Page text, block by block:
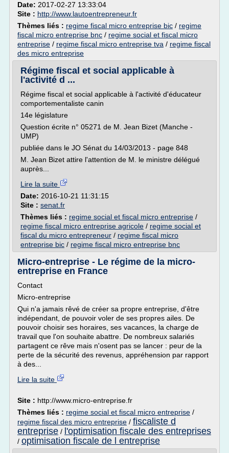
Date: 2017-02-27 13:33:04
Site : http://www.lautoentrepreneur.fr
Thèmes liés : regime fiscal micro entreprise bic / regime
fiscal micro entreprise bnc / regime social et fiscal micro
entreprise / regime fiscal micro entreprise tva / regime fiscal
des micro entreprise
Régime fiscal et social applicable à
l'activité d ...
Régime fiscal et social applicable à l'activité d'éducateur
comportementaliste canin
14e législature
Question écrite n° 05271 de M. Jean Bizet (Manche -
UMP)
publiée dans le JO Sénat du 14/03/2013 - page 848
M. Jean Bizet attire l'attention de M. le ministre délégué
auprès...
Lire la suite
Date: 2016-10-21 11:31:15
Site : senat.fr
Thèmes liés : regime social et fiscal micro entreprise /
regime fiscal micro entreprise agricole / regime social et
fiscal du micro entrepreneur / regime fiscal micro
entreprise bic / regime fiscal micro entreprise bnc
Micro-entreprise - Le régime de la micro-
entreprise en France
Contact
Micro-entreprise
Qui n'a jamais rêvé de créer sa propre entreprise, d'être
indépendant, de pouvoir voler de ses propres ailes. De
pouvoir choisir ses horaires, ses vacances, la charge de
travail que l'on souhaite abattre. De nombreux salariés
partagent ce rêve mais n'osent pas se lancer : peur de la
perte de la sécurité des revenus, appréhension par rapport
à des...
Lire la suite
Site : http://www.micro-entreprise.fr
Thèmes liés : regime social et fiscal micro entreprise /
regime fiscal des micro entreprise / fiscaliste d
entreprise / l'optimisation fiscale des entreprises
/ optimisation fiscale de l entreprise